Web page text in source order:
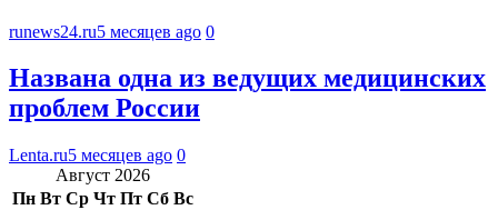
runews24.ru5 месяцев ago 0
Названа одна из ведущих медицинских
проблем России
Lenta.ru5 месяцев ago 0
Август 2026
Пн Вт Ср Чт Пт Сб Вс